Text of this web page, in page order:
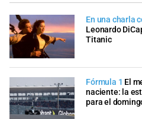
En una charla
Leonardo
Titanic
Fórmula 1 El
naciente: la
para el